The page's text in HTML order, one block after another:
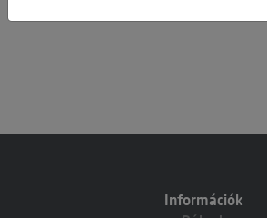
Információk